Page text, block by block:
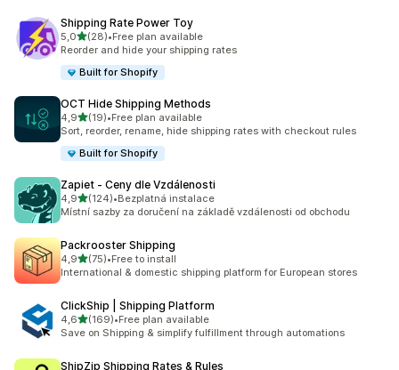
Shipping Rate Power Toy
5,0z 5 hvězd
(28)
Celkový počet recenzí: 28
•Free plan available
Reorder and hide your shipping rates
Built for Shopify
OCT Hide Shipping Methods
4,9z 5 hvězd
(19)
Celkový počet recenzí: 19
•Free plan available
Sort, reorder, rename, hide shipping rates with checkout rules
Built for Shopify
Zapiet ‑ Ceny dle Vzdálenosti
4,9z 5 hvězd
(124)
Celkový počet recenzí: 124
•Bezplatná instalace
Místní sazby za doručení na základě vzdálenosti od obchodu
Packrooster Shipping
4,9z 5 hvězd
(75)
Celkový počet recenzí: 75
•Free to install
International & domestic shipping platform for European stores
ClickShip | Shipping Platform
4,6z 5 hvězd
(169)
Celkový počet recenzí: 169
•Free plan available
Save on Shipping & simplify fulfillment through automations
ShipZip Shipping Rates & Rules